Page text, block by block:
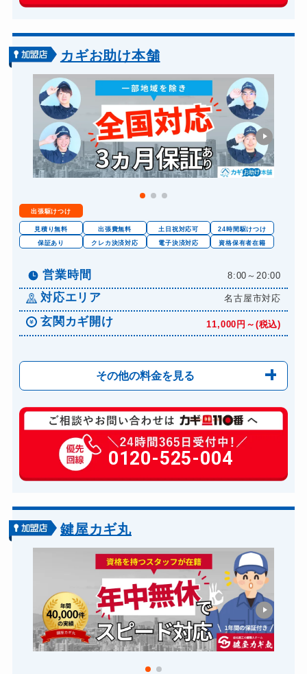
14,300円～(税込)
バイクカギ開け
バイクカギ作成 16,500円～(税込)
スーツケースカギ開け 8,800円～(税込)
スーツケースカギ作成 8,800円～(税込)
金庫カギ開け 14,300円～(税込)
金庫カギ修理 11,000円～(税込)
ロッカーカギ開け 8,800円～(税込)
ドアノブカギ開け 10,780円～(税込)
ドアノブカギ作成 8,800円～(税込)
ドアノブカギ交換 11,000円～(税込)
カギお助け本舗
出張駆けつけ
見積り無料 出張費無料 土日祝対応可
24時間駆けつけ
保証あり
クレカ決済対応 電子決済対応 資格保有者在籍
営業時間 8:00～20:00
対応エリア 名古屋市対応
玄関カギ開け 11,000円～(税込)
その他の料金を見る
玄関カギ修理 6,600円～(税込)
玄関カギ作成 14,300円～(税込)
玄関カギ交換 14,300円～(税込)
バイクカギ開け
バイクカギ作成 16,500円～(税込)
スーツケースカギ開け 8,800円～(税込)
金庫カギ開け 14,300円～(税込)
金庫カギ交換 11,000円～(税込)
ロッカーカギ開け 8,800円～(税込)
0120-525-004
鍵屋カギ丸